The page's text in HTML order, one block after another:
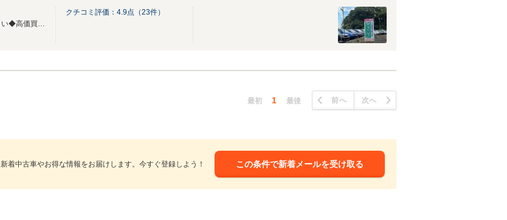
◆格安中古車販売！ 【総額】で比べて下さい◆高価買取実施中！◆カード払い可能◆
クチコミ評価： 4.9点（23件）
最初 1 最後 前へ 次へ
新着中古車やお得な情報をお届けします。今すぐ登録しよう！ この条件で新着メールを受け取る